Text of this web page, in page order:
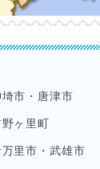
市・唐津市
ヶ里町
里市・武雄市